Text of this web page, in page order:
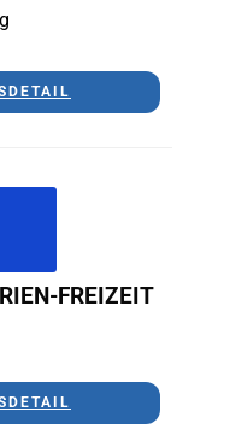
FREIZEIT